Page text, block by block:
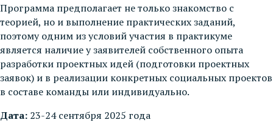
Программа предполагает не только знакомство с
теорией, но и выполнение практических заданий,
поэтому одним из условий участия в практикуме
является наличие у заявителей собственного опыта
разработки проектных идей (подготовки проектных
заявок) и в реализации конкретных социальных проектов
в составе команды или индивидуально.
Дата: 23-24 сентября 2025 года